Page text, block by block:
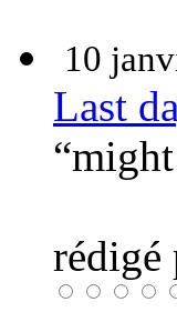
10
Last
rédigé